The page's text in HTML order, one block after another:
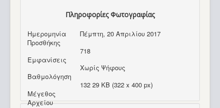
Πληροφορίες Φωτογραφίας
Ημερομηνία
Προσθήκης
Πέμπτη, 20 Απριλίου 2017
Εμφανίσεις
718
Βαθμολόγηση
Χωρίς Ψήφους
Μέγεθος
Αρχείου
132 29 KB (322 x 400 px)